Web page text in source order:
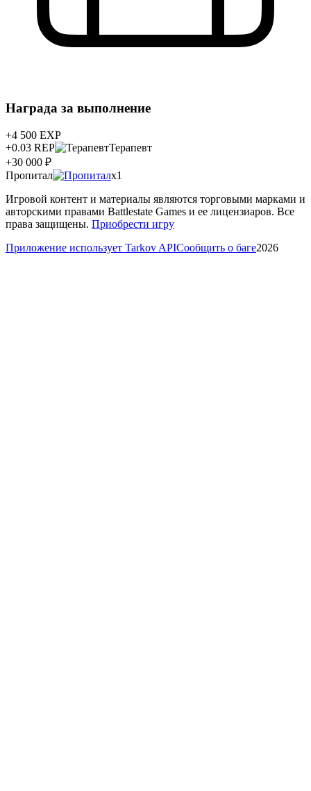
Награда за выполнение
+4 500 EXP
+0.03 REP
Терапевт
+30 000 ₽
Пропитал
x1
Игровой контент и материалы являются торговыми марками и
авторскими правами Battlestate Games и ее лицензиаров. Все
права защищены. Приобрести игру
Приложение использует Tarkov APIСообщить о баге2026